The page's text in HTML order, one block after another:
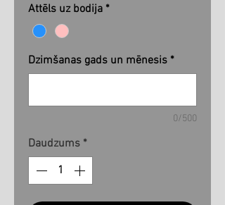
Attēls uz bodija *
Dzimšanas gads un mēnesis *
0/500
Daudzums *